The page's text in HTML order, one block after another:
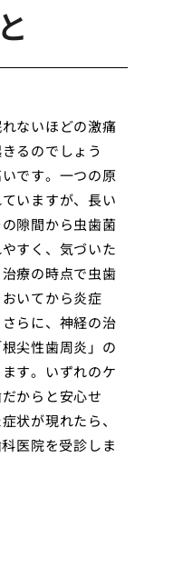
ないほどの激痛
るのでしょう
です。一つの原
いますが、長い
隙間から虫歯菌
すく、気づいた
療の時点で虫歯
いてから炎症
らに、神経の治
尖性歯周炎」の
す。いずれのケ
からと安心せ
状が現れたら、
医院を受診しま